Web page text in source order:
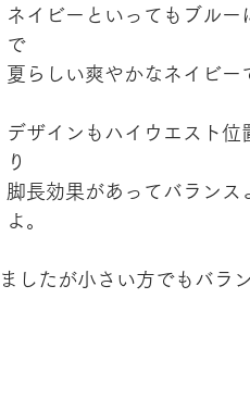
ネイビーといってもブルー
で
夏らしい爽やかなネイビー
デザインもハイウエスト位
り
脚長効果があってバランス
よ。
したが小さい方でもバラ